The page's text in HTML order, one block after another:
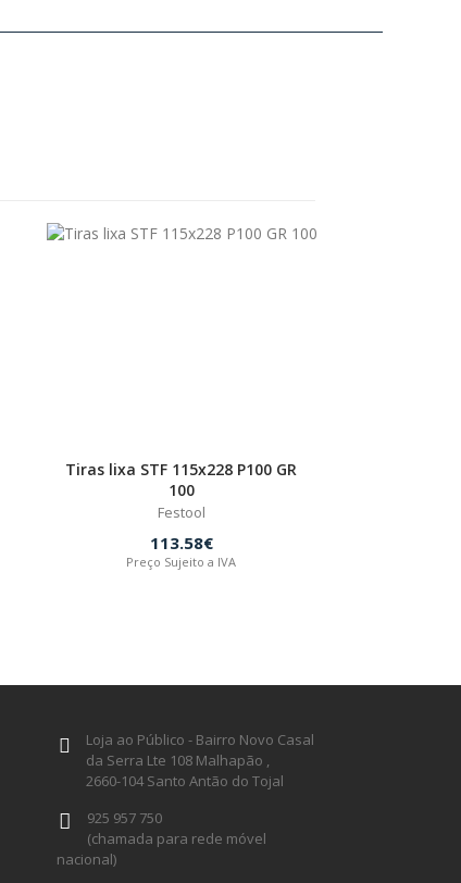
Tiras lixa STF 115x228 P100 GR
100
Festool
113.58€
Preço Sujeito a IVA
Loja ao Público - Bairro Novo Casal
da Serra Lte 108 Malhapão ,
2660-104 Santo Antão do Tojal
925 957 750
(chamada para rede móvel
nacional)